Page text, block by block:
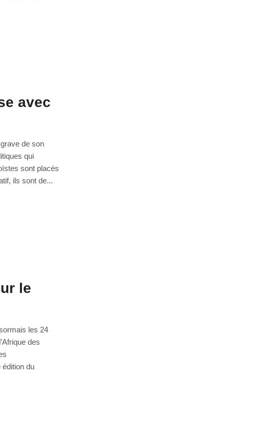
avec
de son
qui
sont placés
ils sont de...
le
les 24
des
édition du